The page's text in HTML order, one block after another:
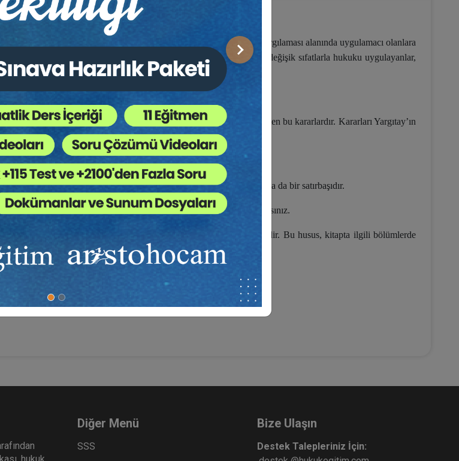
Sonraki
yolu incelenmektedir. Bu kitap, hemen belirtmem gerekir ki, ceza yargılaması alanında uygulamacı olanlara
Yargıçlar, C. Savcıları, avukatlar, bürokratik makamlarda taşıdıkları değişik sıfatlarla hukuku uygulayanlar,
kararlarını içermeleridir. Uygulamaya yön veren, çözümler üreten bu kararlardır. Kararları Yargıtay’ın
Genel Kurul Kararlarına ağırlık verdim.
öteki yargılama hukuklarında olduğu gibi, ceza yargılamasında da bir satırbaşıdır.
CMK’da önemli değişiklikler yapılmıştır. Bunları kitapta bulacaksınız.
temyiz kanun yolu arasında bağlantı kurmakla da yakından ilgilidir. Bu husus, kitapta ilgili bölümlerde
hukuk
Diğer Menü
SSS
Bize Ulaşın
Destek Talepleriniz İçin: